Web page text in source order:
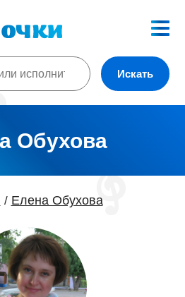
Искать
Обухова
/ Елена Обухова